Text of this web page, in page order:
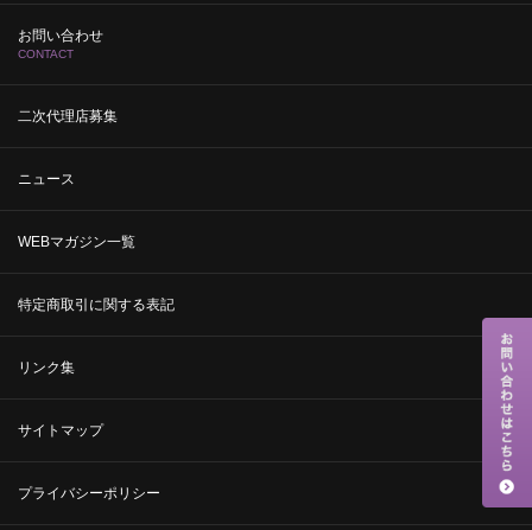
お問い合わせ
CONTACT
二次代理店募集
ニュース
WEBマガジン一覧
特定商取引に関する表記
リンク集
サイトマップ
プライバシーポリシー